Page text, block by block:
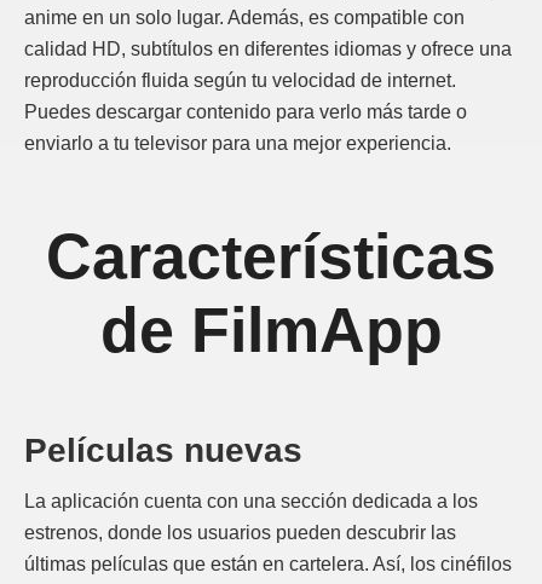
anime en un solo lugar. Además, es compatible con
calidad HD, subtítulos en diferentes idiomas y ofrece una
reproducción fluida según tu velocidad de internet.
Puedes descargar contenido para verlo más tarde o
enviarlo a tu televisor para una mejor experiencia.
Características
de FilmApp
Películas nuevas
La aplicación cuenta con una sección dedicada a los
estrenos, donde los usuarios pueden descubrir las
últimas películas que están en cartelera. Así, los cinéfilos